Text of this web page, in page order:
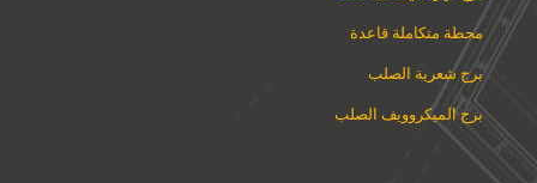
محطة متكاملة قاعدة
برج شعرية الصلب
برج الميكروويف الصلب